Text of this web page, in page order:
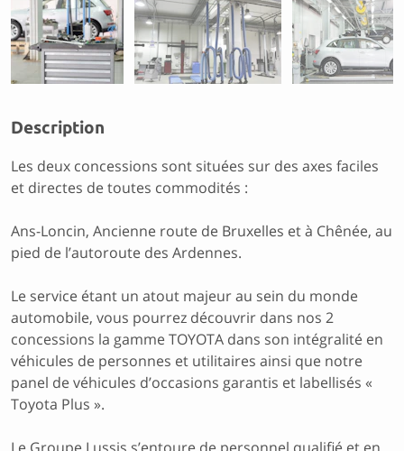
Description
Les deux concessions sont situées sur des axes faciles
et directes de toutes commodités :
Ans-Loncin, Ancienne route de Bruxelles et à Chênée, au
pied de l’autoroute des Ardennes.
Le service étant un atout majeur au sein du monde
automobile, vous pourrez découvrir dans nos 2
concessions la gamme TOYOTA dans son intégralité en
véhicules de personnes et utilitaires ainsi que notre
panel de véhicules d’occasions garantis et labellisés «
Toyota Plus ».